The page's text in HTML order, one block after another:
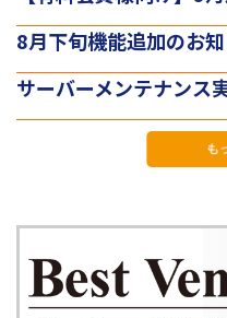
8月下旬機能追加のお
サーバーメンテナンス